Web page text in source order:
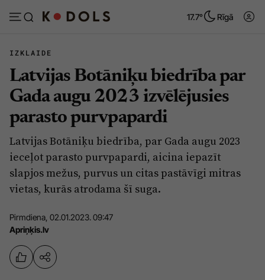
17.7° Rīgā
Abonēt Pieslēgties
Ziņas
Politika
Pašvaldības
Izglītība
Veselība
Ģimene
Vide
Tēmas
Viedokļi
Dzīve un ticība
Ekonomika
IZKLAIDE
Latvijas Botāniķu biedrība par
Gada augu 2023 izvēlējusies
parasto purvpapardi
Latvijas Botāniķu biedrība, par Gada augu 2023
ieceļot parasto purvpapardi, aicina iepazīt
slapjos mežus, purvus un citas pastāvīgi mitras
vietas, kurās atrodama šī suga.
Pirmdiena, 02.01.2023. 09:47
Apriņķis.lv